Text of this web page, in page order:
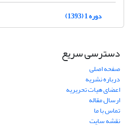
دوره 1 (1393)
دسترسی سریع
صفحه اصلی
درباره نشریه
اعضای هیات تحریریه
ارسال مقاله
تماس با ما
نقشه سایت